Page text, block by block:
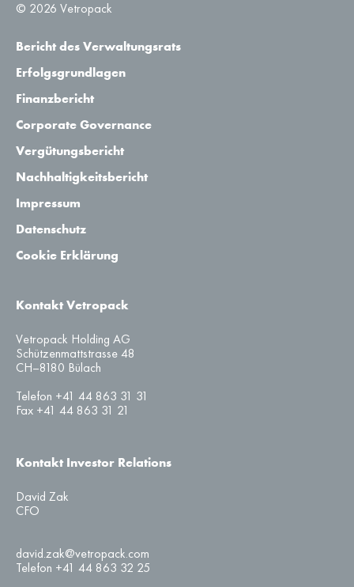
© 2026 Vetropack
Bericht des Verwaltungsrats
Erfolgsgrundlagen
Finanzbericht
Corporate Governance
Vergütungsbericht
Nachhaltigkeitsbericht
Impressum
Datenschutz
Cookie Erklärung
Kontakt Vetropack
Vetropack Holding AG
Schützenmattstrasse 48
CH–8180 Bülach
Telefon +41 44 863 31 31
Fax +41 44 863 31 21
Kontakt Investor Relations
David Zak
CFO
david.zak@vetropack.com
Telefon +41 44 863 32 25